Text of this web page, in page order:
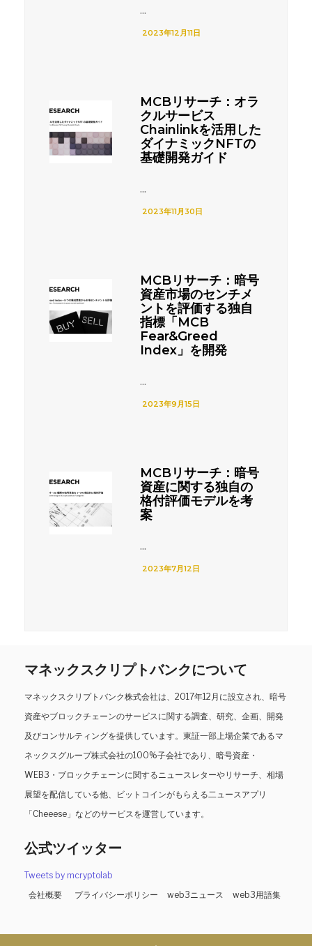
...
2023年12月11日
MCBリサーチ：オラ
クルサービス
Chainlinkを活用した
ダイナミックNFTの
基礎開発ガイド
...
2023年11月30日
MCBリサーチ：暗号
資産市場のセンチメ
ントを評価する独自
指標「MCB
Fear&Greed
Index」を開発
...
2023年9月15日
MCBリサーチ：暗号
資産に関する独自の
格付評価モデルを考
案
...
2023年7月12日
マネックスクリプトバンクについて
マネックスクリプトバンク株式会社は、2017年12月に設立され、暗号
資産やブロックチェーンのサービスに関する調査、研究、企画、開発
及びコンサルティングを提供しています。東証一部上場企業であるマ
ネックスグループ株式会社の100%子会社であり、暗号資産・
WEB3・ブロックチェーンに関するニュースレターやリサーチ、相場
展望を配信している他、ビットコインがもらえる二ュースアプリ
「Cheeese」などのサービスを運営しています。
公式ツイッター
Tweets by mcryptolab
会社概要
プライバシーポリシー web3ニュース web3用語集